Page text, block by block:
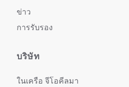
ข่าว
การรับรอง
บริษัท
ในเครือ จีโอคีลมา